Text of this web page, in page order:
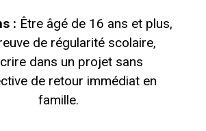
: Être âgé de 16 ans et plus,
de régularité scolaire,
dans un projet sans
de retour immédiat en
famille.